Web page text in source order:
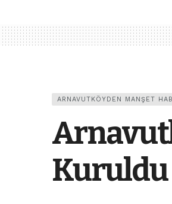
ARNAVUTKÖYDEN MANŞET
Kuruldu